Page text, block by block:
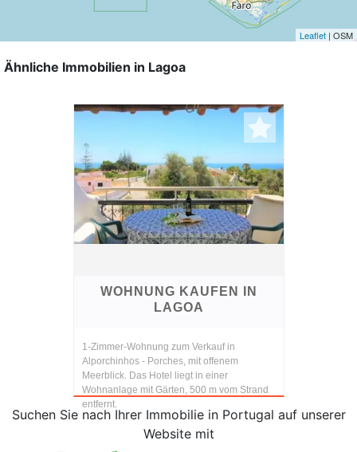
Leaflet | OSM
Ähnliche Immobilien in Lagoa
WOHNUNG KAUFEN IN
LAGOA
1-Zimmer-Wohnung zum Verkauf in
Alporchinhos - Porches, mit offenem
Meerblick. Das Hotel liegt in einer
Wohnanlage mit Gärten, 500 m vom Strand
entfernt.
Suchen Sie nach Ihrer Immobilie in Portugal auf unserer
Website mit